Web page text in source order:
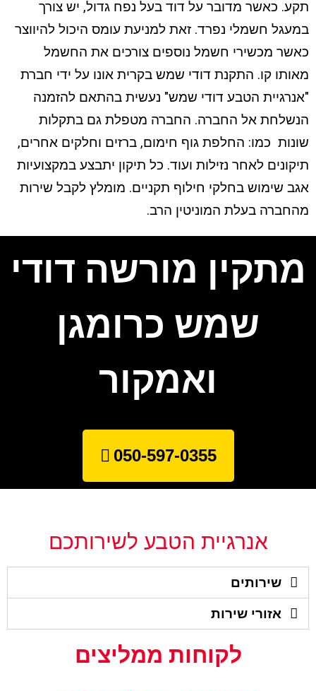
תקע. כאשר מדובר על דוד בעל נפח גדול, יש צורך
במעגל חשמלי נפרד. זאת למניעת עומס היכול להיווצר
כאשר מכשירי חשמל נוספים צורכים את החשמל
מאותו קו. התקנת דודי שמש בקרית אונו על ידי חברת
"אנרגיית הטבע דודי שמש" נעשית בהתאם להזמנה
הנשלחת אל החברה. החברה מטפלת גם בתקלות
שונות כמו: החלפת גוף חימום, ברזים וחלקים אחרים,
תיקונים לאחר נזילות ועוד. כל תיקון יתבצע במקצועיות
אגב שימוש בחלקי חילוף תקניים. מומלץ לקבל שירות
מהחברה בעלת המוניטין הרב.
מתקין מורשה דודי
שמש כרומגן
ואמקור
050-597-0355
אנרגיית הטבע לשירותכם
שירותים
אזורי שירות
לקוחות ממליצים